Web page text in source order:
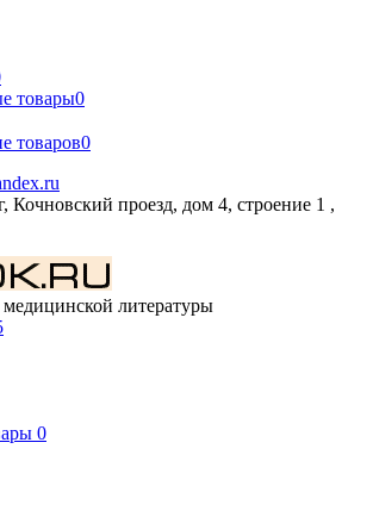
товары0
товаров0
Кочновский проезд, дом 4, строение 1 ,
литературы
0